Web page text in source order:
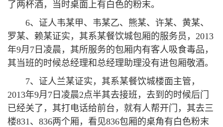
了两杯酒，当时桌面上有白色的粉末。
6、证人韦某甲、韦某乙、熊某、许某、黄某、
罗某、赖某证实，其系某餐饮城包厢的服务员，2013
年9月7日凌晨，其所服务的包厢内有客人吸食毒品，
其当班的时候总经理和总经理助理没有进包厢敬酒。
7、证人兰某证实，其系某餐饮城楼面主管，
2013年9月7日凌晨2点半其去接班，去到的时候后门
已经关了，其打电话给前台，就有人帮开门，其去三
楼831、836两个厢，看见836包厢的桌角有白色粉末